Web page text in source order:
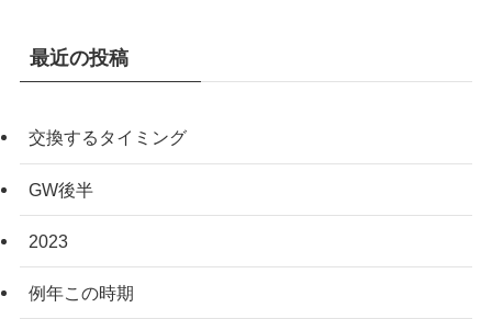
最近の投稿
交換するタイミング
GW後半
2023
例年この時期